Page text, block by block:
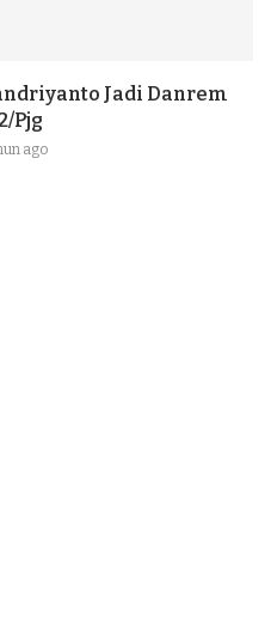
Jadi Danrem
Pjg
ago